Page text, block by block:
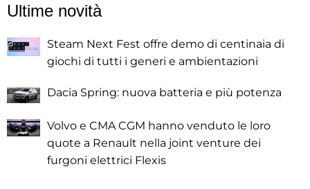
Ultime novità
Steam Next Fest offre demo di centinaia di
giochi di tutti i generi e ambientazioni
Dacia Spring: nuova batteria e più potenza
Volvo e CMA CGM hanno venduto le loro
quote a Renault nella joint venture dei
furgoni elettrici Flexis